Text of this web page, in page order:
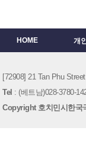
HOME 개
[72908] 21 Tan Phu
Tel : (베트남)028-3780-
Copyright 호치민시한국